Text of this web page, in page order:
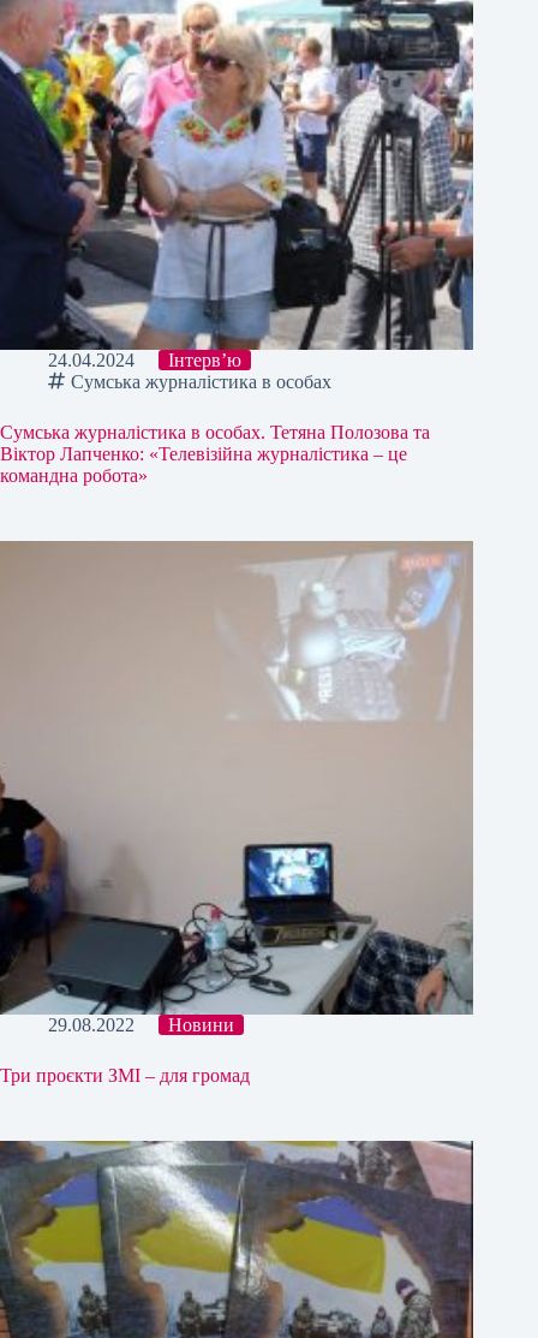
24.04.2024
Інтерв’ю
Сумська журналістика в особах
Сумська журналістика в особах. Тетяна Полозова та
Віктор Лапченко: «Телевізійна журналістика – це
командна робота»
29.08.2022 Новини
Три проєкти ЗМІ – для громад